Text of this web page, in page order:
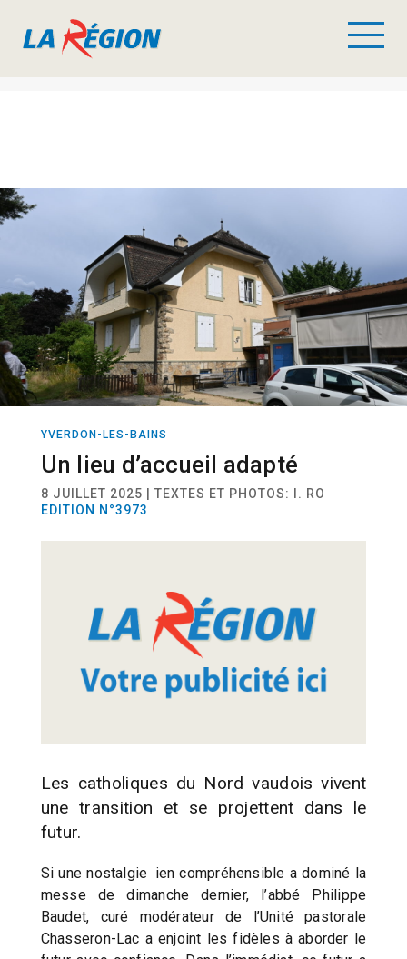
YVERDON-LES-BAINS
Un lieu d’accueil adapté
8 JUILLET 2025 | TEXTES ET PHOTOS: I. RO
EDITION N°3973
Les catholiques du Nord vaudois vivent
une transition et se projettent dans le
futur.
Si une nostalgie ien compréhensible a dominé la
messe de dimanche dernier, l’abbé Philippe
Baudet, curé modérateur de l’Unité pastorale
Chasseron-Lac a enjoint les fidèles à aborder le